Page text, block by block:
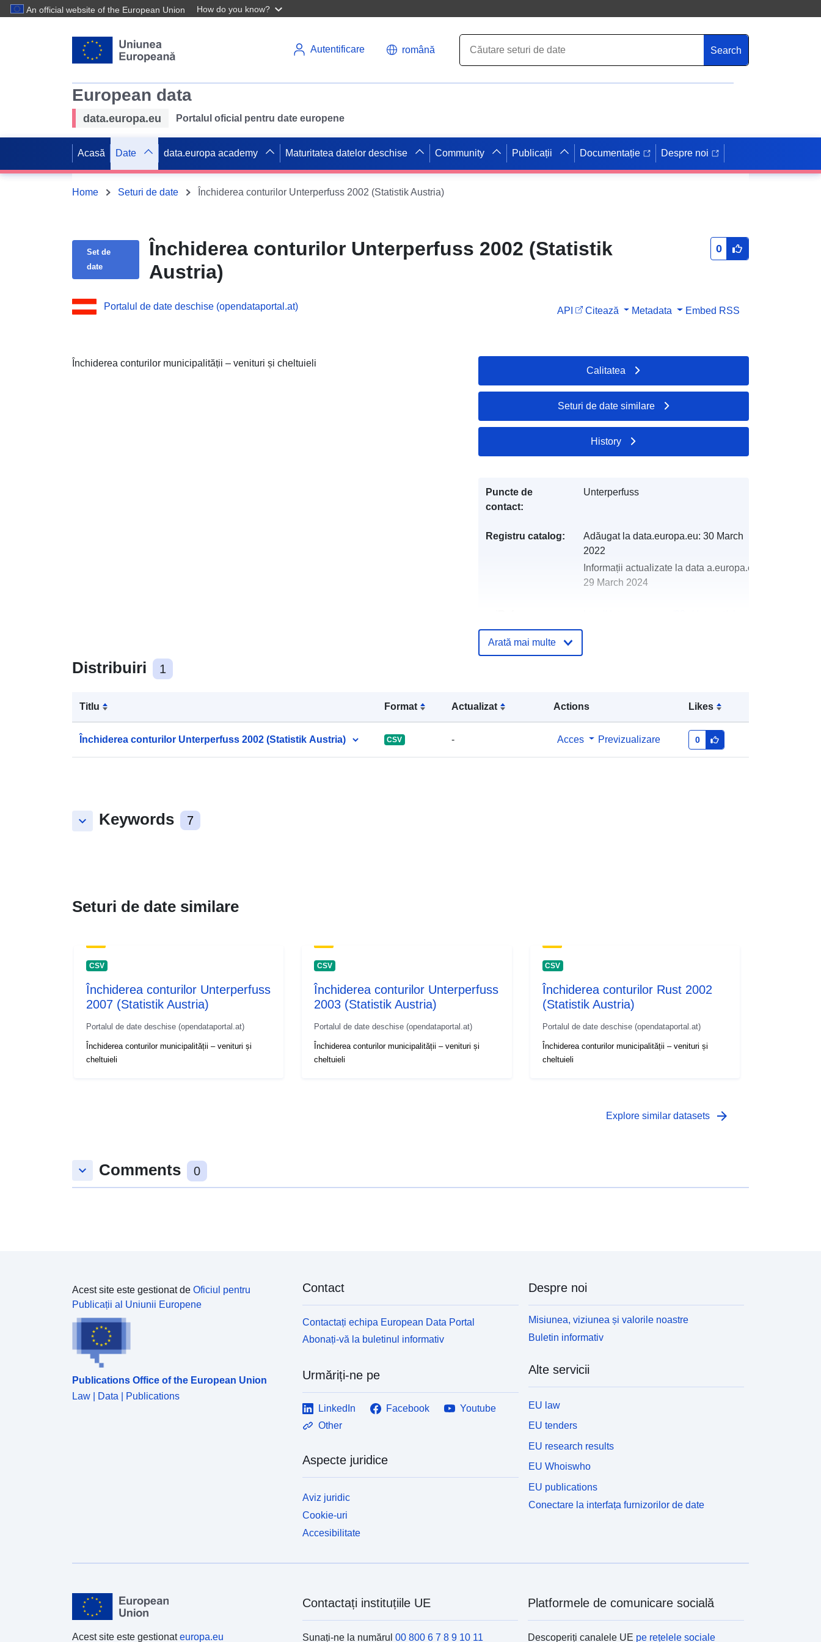
An official website of the European Union How do you know?
Autentificare română Search
European data
data.europa.eu Portalul oficial pentru date europene
Acasă Date data.europa academy Maturitatea datelor deschise Community Publicații Documentație Despre noi
Home Seturi de date Închiderea conturilor Unterperfuss 2002 (Statistik Austria)
Set de
date
Închiderea conturilor Unterperfuss 2002 (Statistik
Austria)
0
Portalul de date deschise (opendataportal.at) API Citează Metadata Embed RSS
Închiderea conturilor municipalității – venituri și cheltuieli
Distribuiri 1
Titlu Format Actualizat Actions Likes
Închiderea conturilor Unterperfuss 2002 (Statistik Austria) CSV - Acces Previzualizare 0
keyboard_arrow_down Keywords 7
Calitatea
Seturi de date similare
History
Puncte de
contact:
Unterperfuss
Registru catalog: Adăugat la data.europa.eu: 30 March
2022
Informații actualizate la data a.europa.eu:
29 March 2024
Arată mai multe
Seturi de date similare
CSV
Închiderea conturilor Unterperfuss
2007 (Statistik Austria)
Portalul de date deschise (opendataportal.at)
Închiderea conturilor municipalității – venituri și
cheltuieli
CSV
Închiderea conturilor Unterperfuss
2003 (Statistik Austria)
Portalul de date deschise (opendataportal.at)
Închiderea conturilor municipalității – venituri și
cheltuieli
CSV
Închiderea conturilor Rust 2002
(Statistik Austria)
Portalul de date deschise (opendataportal.at)
Închiderea conturilor municipalității – venituri și
cheltuieli
Explore similar datasets arrow_forward
keyboard_arrow_down Comments 0
Acest site este gestionat de Oficiul pentru
Publicații al Uniunii Europene
Publications Office of the European Union
Law | Data | Publications
Contact
Contactați echipa European Data Portal
Abonați-vă la buletinul informativ
Urmăriți-ne pe
LinkedIn Facebook
Youtube
Other
Aspecte juridice
Aviz juridic
Cookie-uri
Accesibilitate
Despre noi
Misiunea, viziunea și valorile noastre
Buletin informativ
Alte servicii
EU law
EU tenders
EU research results
EU Whoiswho
EU publications
Conectare la interfața furnizorilor de date
Acest site este gestionateuropa.eu
Contactați instituțiile UE
Sunați-ne la numărul 00 800 6 7 8 9 10 11
Platformele de comunicare socială
Descoperiți canalele UE pe rețelele sociale